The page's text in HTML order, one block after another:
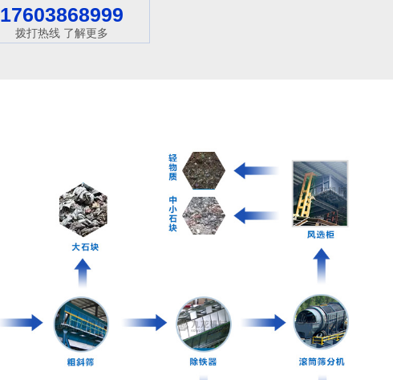
17603868999
拨打热线 了解更多